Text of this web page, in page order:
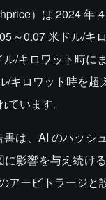
）は 2024 年
～0.07 米ドル/キ
/キロワット時
/キロワット時を
います。
は、AI のハッシ
影響を与え続け
アービトラージ